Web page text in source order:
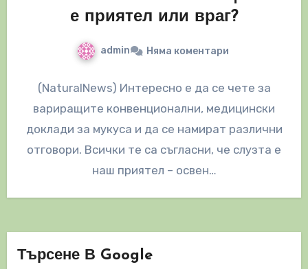
е приятел или враг?
admin Няма коментари
(NaturalNews) Интересно е да се чете за
вариращите конвенционални, медицински
доклади за мукуса и да се намират различни
отговори. Всички те са съгласни, че слузта е
наш приятел – освен…
Търсене В Google